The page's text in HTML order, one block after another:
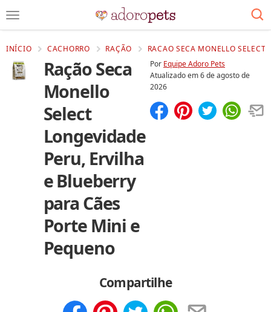
INÍCIO CACHORRO RAÇÃO RACAO SECA MONELLO
Ração Seca
Monello
Select
Longevidade
Peru, Ervilha
e Blueberry
para Cães
Porte Mini e
Pequeno
Por Equipe Adoro Pets
Atualizado em6 de agosto de
2026
Compartilhe